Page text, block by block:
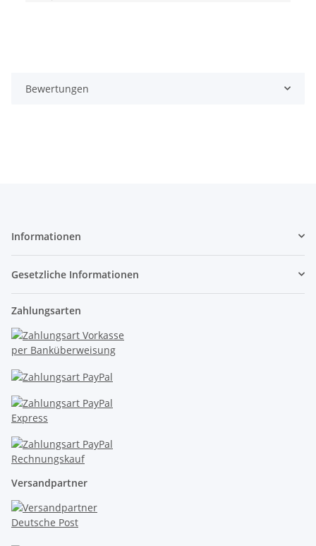
Bewertungen
Informationen
Gesetzliche Informationen
Zahlungsarten
Versandpartner